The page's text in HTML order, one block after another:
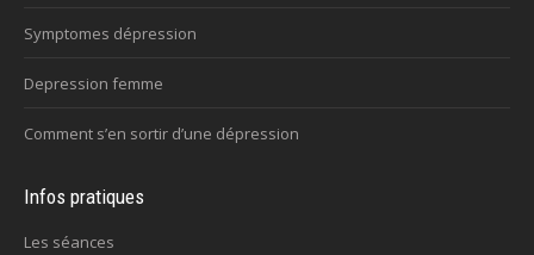
Symptomes dépression
Depression femme
Comment s’en sortir d’une dépression
Infos pratiques
Les séances